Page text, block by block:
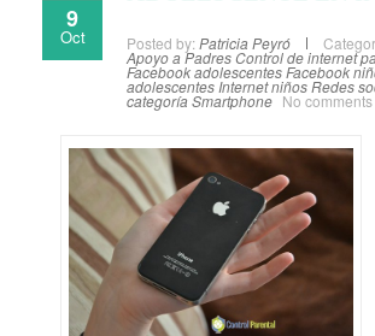
9
Oct Posted by: Patricia Peyró
Apoyo a PadresControl de internet
Facebook adolescentesFacebook
adolescentes Internet niñosRedes
categoría Smartphone No comments